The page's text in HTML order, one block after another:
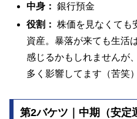
中身： 銀行預金
役割： 株価を見なくても
資産。暴落が来ても生活
感じるかもしれませんが
多く影響してます（苦笑）
第2バケツ｜中期（安定